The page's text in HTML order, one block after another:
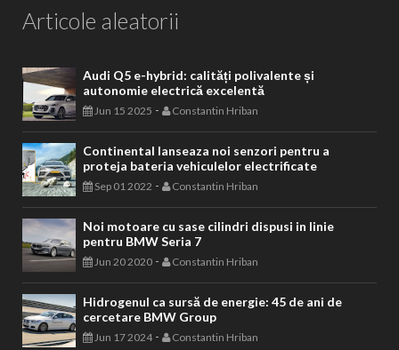
Articole aleatorii
Audi Q5 e-hybrid: calități polivalente și
autonomie electrică excelentă
Jun 15 2025 - Constantin Hriban
Continental lanseaza noi senzori pentru a
proteja bateria vehiculelor electrificate
Sep 01 2022 - Constantin Hriban
Noi motoare cu sase cilindri dispusi in linie
pentru BMW Seria 7
Jun 20 2020 - Constantin Hriban
Hidrogenul ca sursă de energie: 45 de ani de
cercetare BMW Group
Jun 17 2024- Constantin Hriban